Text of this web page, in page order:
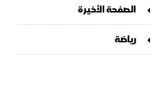
الصفحة الأخيرة
رياضة